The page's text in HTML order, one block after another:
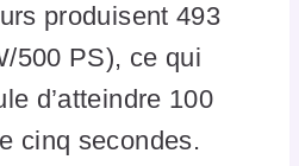
produisent 493
500 PS), ce qui
d’atteindre 100
cinq secondes.